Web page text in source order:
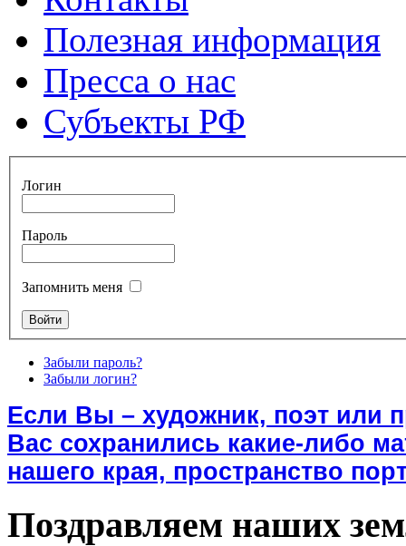
Полезная информация
Пресса о нас
Субъекты РФ
Логин
Пароль
Запомнить меня
Забыли пароль?
Забыли логин?
Если Вы – художник, поэт или
Вас сохранились какие-либо
нашего края, пространство
Поздравляем наших